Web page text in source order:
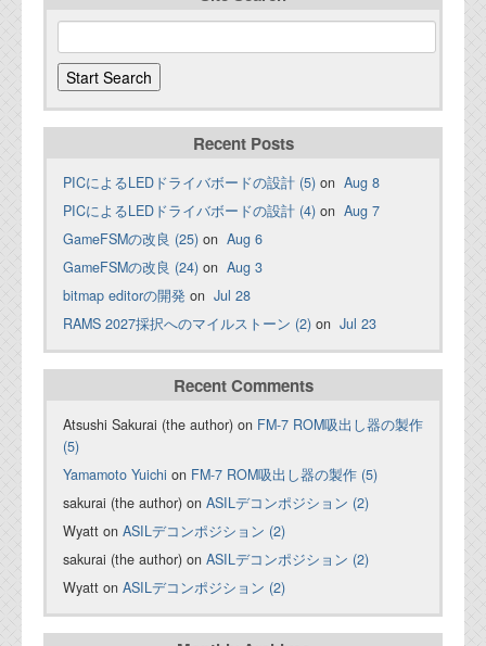
Recent Posts
PICによるLEDドライバボードの設計 (5) on Aug 8
PICによるLEDドライバボードの設計 (4) on Aug 7
GameFSMの改良 (25) on Aug 6
GameFSMの改良 (24) on Aug 3
bitmap editorの開発 on Jul 28
RAMS 2027採択へのマイルストーン (2) on Jul 23
Recent Comments
Atsushi Sakurai (the author) on FM-7 ROM吸出し器の製作
(5)
Yamamoto Yuichi on FM-7 ROM吸出し器の製作 (5)
sakurai (the author) on ASILデコンポジション (2)
Wyatt on ASILデコンポジション (2)
sakurai (the author) on ASILデコンポジション (2)
Wyatt on ASILデコンポジション (2)